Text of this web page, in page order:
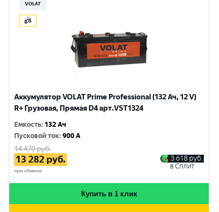
VOLAT
Аккумулятор VOLAT Prime Professional (132 Ач, 12 V)
R+ Грузовая, Прямая D4 арт.VST1324
Емкость: 132 Ач
Пусковой ток:900 A
14 470руб.
13 282 руб.
при обмене
3 618 руб.
в Сплит
Купить в 1 клик